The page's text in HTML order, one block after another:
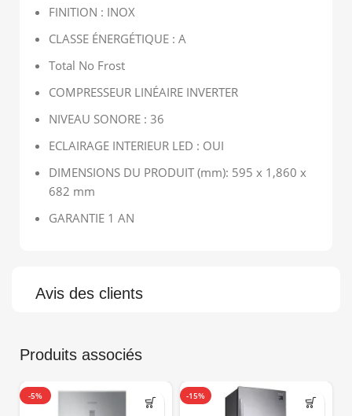
FINITION : INOX
CLASSE ÉNERGÉTIQUE : A
Total No Frost
COMPRESSEUR LINÉAIRE INVERTER
NIVEAU SONORE : 36
ECLAIRAGE INTERIEUR LED : OUI
DIMENSIONS DU PRODUIT (mm): 595 x 1,860 x
682 mm
GARANTIE 1 AN
Avis des clients
Produits associés
-5% -15%